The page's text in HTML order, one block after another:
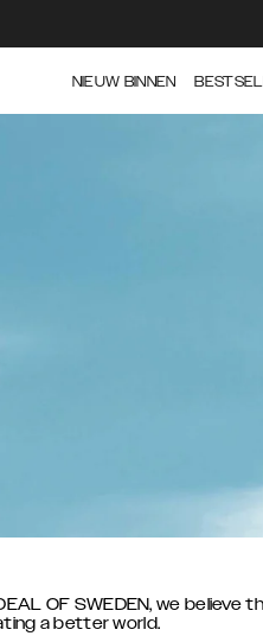
NIEUW BINNEN
OF SWEDEN, we
a better world.